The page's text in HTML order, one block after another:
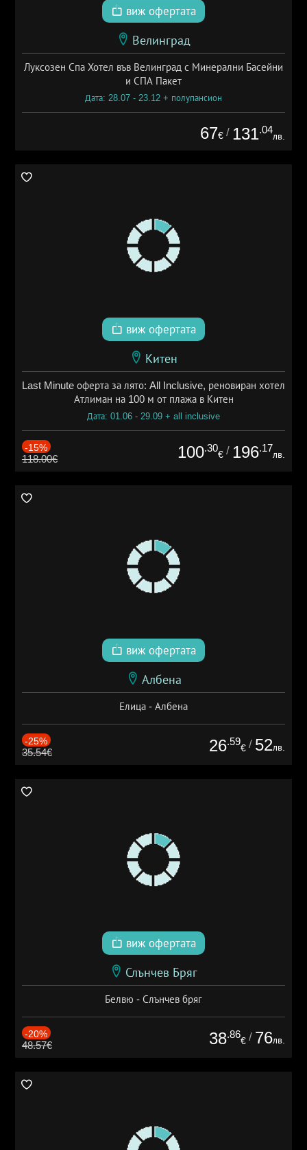
виж офертата
Велинград
Луксозен Спа Хотел във Велинград с Минерални Басейни
и СПА Пакет
Дата: 28.07 - 23.12 + полупансион
67€ / 131.04
лв.
виж офертата
Китен
Last Minute оферта за лято: All Inclusive, реновиран хотел
Атлиман на 100 м от плажа в Китен
Дата: 01.06 - 29.09 + all inclusive
-15%
118.00€ 100.30
€ / 196.17
лв.
виж офертата
Албена
Елица - Албена
-25%
35.54€ 26.59
€ / 52лв.
виж офертата
Слънчев Бряг
Белвю - Слънчев бряг
-20%
48.57€ 38.86
€ / 76лв.